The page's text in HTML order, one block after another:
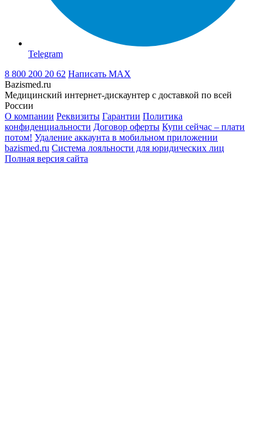
Telegram
8 800 200 20 62 Написать MAX
Bazismed.ru
Медицинский интернет-дискаунтер с доставкой по всей
России
О компании Реквизиты Гарантии Политика
конфиденциальности Договор оферты Купи сейчас – плати
потом! Удаление аккаунта в мобильном приложении
bazismed.ru Система лояльности для юридических лиц
Полная версия сайта